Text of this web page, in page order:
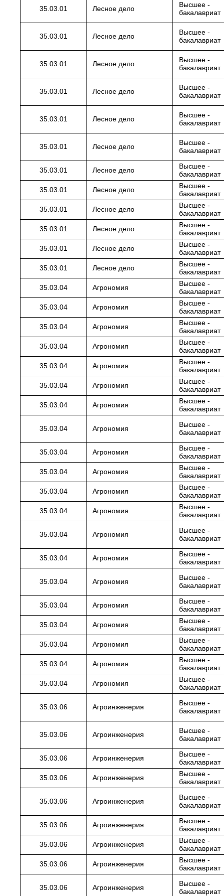
35.03.01 Лесное дело
Высшее -
бакалавриат
35.03.01 Лесное дело
Высшее -
бакалавриат
35.03.01 Лесное дело
Высшее -
бакалавриат
35.03.01 Лесное дело
Высшее -
бакалавриат
35.03.01 Лесное дело
Высшее -
бакалавриат
35.03.01 Лесное дело
Высшее -
бакалавриат
35.03.01 Лесное дело
Высшее -
бакалавриат
35.03.01
Лесное дело
Высшее -
бакалавриат
35.03.01
Лесное дело
Высшее -
бакалавриат
35.03.01
Лесное дело
Высшее -
бакалавриат
35.03.01
Лесное дело
Высшее -
бакалавриат
35.03.01
Лесное дело
Высшее -
бакалавриат
35.03.04
Агрономия
Высшее -
бакалавриат
35.03.04
Агрономия
Высшее -
бакалавриат
35.03.04
Агрономия
Высшее -
бакалавриат
35.03.04
Агрономия
Высшее -
бакалавриат
35.03.04
Агрономия
Высшее -
бакалавриат
35.03.04
Агрономия
Высшее -
бакалавриат
35.03.04
Агрономия
Высшее -
бакалавриат
35.03.04 Агрономия
Высшее -
бакалавриат
35.03.04 Агрономия
Высшее -
бакалавриат
35.03.04
Агрономия
Высшее -
бакалавриат
35.03.04
Агрономия
Высшее -
бакалавриат
35.03.04
Агрономия
Высшее -
бакалавриат
35.03.04 Агрономия
Высшее -
бакалавриат
35.03.04 Агрономия
Высшее -
бакалавриат
35.03.04 Агрономия
Высшее -
бакалавриат
35.03.04 Агрономия
Высшее -
бакалавриат
35.03.04
Агрономия
Высшее -
бакалавриат
35.03.04
Агрономия
Высшее -
бакалавриат
35.03.04
Агрономия
Высшее -
бакалавриат
35.03.04
Агрономия
Высшее -
бакалавриат
35.03.06 Агроинженерия
Высшее -
бакалавриат
35.03.06 Агроинженерия
Высшее -
бакалавриат
35.03.06 Агроинженерия
Высшее -
бакалавриат
35.03.06
Агроинженерия
Высшее -
бакалавриат
35.03.06 Агроинженерия
Высшее -
бакалавриат
35.03.06 Агроинженерия
Высшее -
бакалавриат
35.03.06
Агроинженерия
Высшее -
бакалавриат
35.03.06
Агроинженерия
Высшее -
бакалавриат
35.03.06 Агроинженерия
Высшее -
бакалавриат